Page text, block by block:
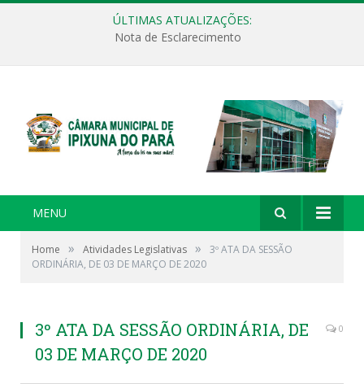
ÚLTIMAS ATUALIZAÇÕES:
Nota de Esclarecimento
MENU
Home » Atividades Legislativas »
3º ATA DA SESSÃO
ORDINÁRIA, DE 03 DE MARÇO DE 2020
3º ATA DA SESSÃO ORDINÁRIA, DE
03 DE MARÇO DE 2020
0